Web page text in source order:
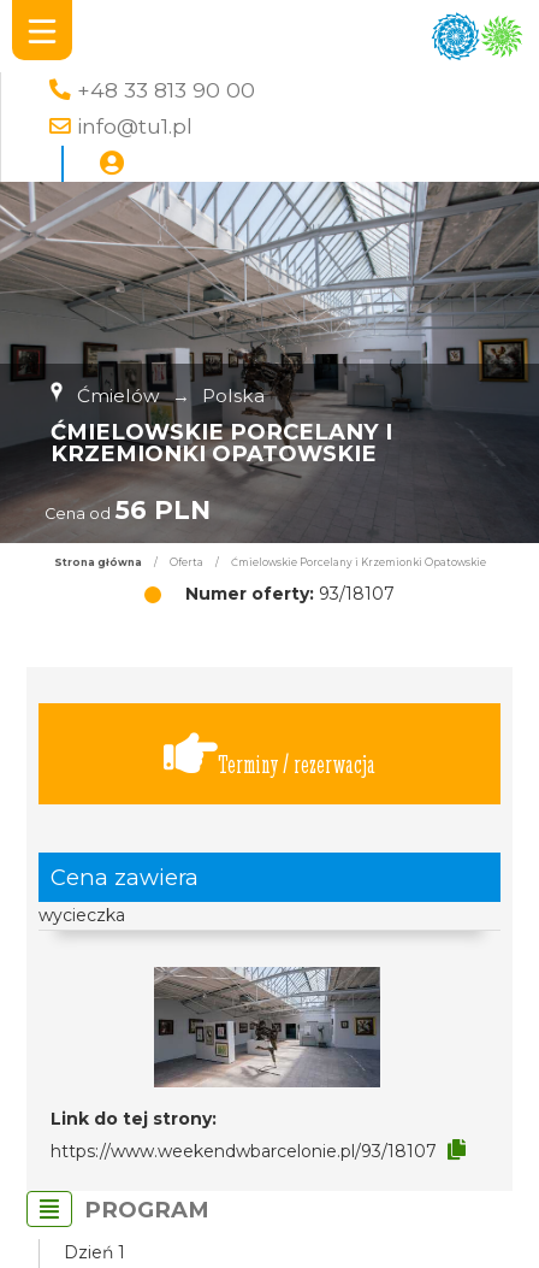
+48 33 813 90 00
info@tu1.pl
Ćmielów → Polska
ĆMIELOWSKIE PORCELANY I
KRZEMIONKI OPATOWSKIE
Cena od 56 PLN
Strona główna / Oferta / Ćmielowskie Porcelany i Krzemionki Opatowskie
Numer oferty: 93/18107
Terminy / rezerwacja
Cena zawiera
wycieczka
Link do tej strony:
https://www.weekendwbarcelonie.pl/93/18107
PROGRAM
Dzień 1